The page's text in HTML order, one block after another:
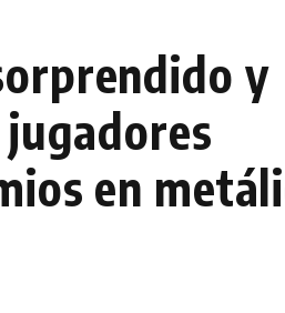
y
en